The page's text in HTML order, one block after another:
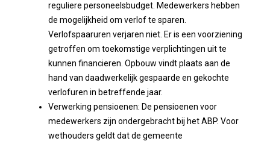
reguliere personeelsbudget. Medewerkers hebben
de mogelijkheid om verlof te sparen.
Verlofspaaruren verjaren niet. Er is een voorziening
getroffen om toekomstige verplichtingen uit te
kunnen financieren. Opbouw vindt plaats aan de
hand van daadwerkelijk gespaarde en gekochte
verlofuren in betreffende jaar.
Verwerking pensioenen: De pensioenen voor
medewerkers zijn ondergebracht bij het ABP. Voor
wethouders geldt dat de gemeente